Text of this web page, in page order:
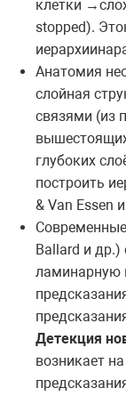
клетки →
stopped). Это
иерархии
Анатомия
слойная
связями (из
глубоких
построить
& Van Essen
Ballard и
ламинарную
Детекция
возникает